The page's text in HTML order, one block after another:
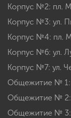
Корпус №2: пл.
Корпус №3: ул.
Корпус №4: пл.
Корпус №6: ул.
Корпус №7: ул.
Общежитие № 1:
Общежитие № 2:
Общежитие № 3: